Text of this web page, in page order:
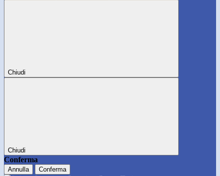
Chiudi
Chiudi
Conferma
Annulla Conferma